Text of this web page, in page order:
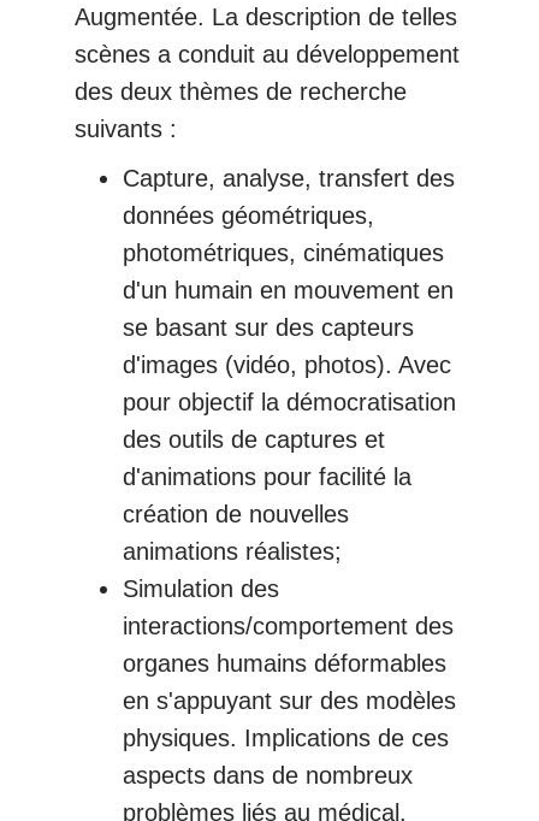
Augmentée. La description de telles
scènes a conduit au développement
des deux thèmes de recherche
suivants :
Capture, analyse, transfert des
données géométriques,
photométriques, cinématiques
d'un humain en mouvement en
se basant sur des capteurs
d'images (vidéo, photos). Avec
pour objectif la démocratisation
des outils de captures et
d'animations pour facilité la
création de nouvelles
animations réalistes;
Simulation des
interactions/comportement des
organes humains déformables
en s'appuyant sur des modèles
physiques. Implications de ces
aspects dans de nombreux
problèmes liés au médical.